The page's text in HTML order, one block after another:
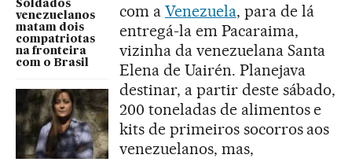
Soldados
venezuelanos
matam dois
compatriotas
na fronteira
com o Brasil
com a Venezuela, para de lá
entregá-la em Pacaraima,
vizinha da venezuelana Santa
Elena de Uairén. Planejava
destinar, a partir deste sábado,
200 toneladas de alimentos e
kits de primeiros socorros aos
venezuelanos, mas,